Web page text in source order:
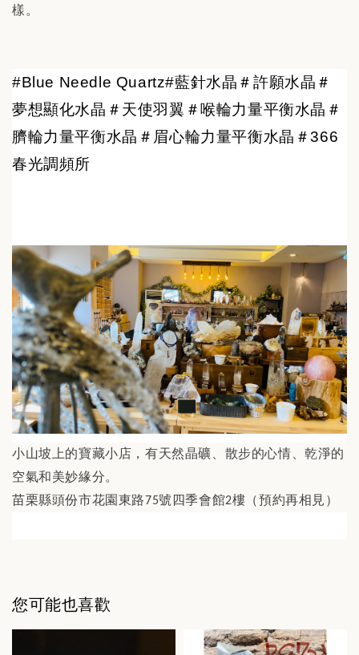
樣。
#Blue Needle Quartz#藍針水晶＃許願水晶＃
夢想顯化水晶＃天使羽翼＃喉輪力量平衡水晶＃
臍輪力量平衡水晶＃眉心輪力量平衡水晶＃366
春光調頻所
小山坡上的寶藏小店，有天然晶礦、散步的心情、乾淨的
空氣和美妙緣分。
苗栗縣頭份市花園東路 75號四季會館2樓（預約再相見）
您可能也喜歡